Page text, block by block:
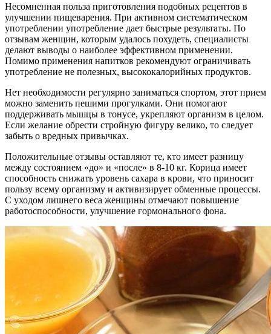
Несомненная польза приготовления подобных рецептов в
улучшении пищеварения. При активном систематическом
употреблении употребление дает быстрые результаты. По
отзывам женщин, которым удалось похудеть, специалисты
делают выводы о наиболее эффективном применении.
Помимо применения напитков рекомендуют ограничивать
употребление не полезных, высококалорийных продуктов.
Нет необходимости регулярно заниматься спортом, этот прием
можно заменить пешими прогулками. Они помогают
поддерживать мышцы в тонусе, укрепляют организм в целом.
Если желание обрести стройную фигуру велико, то следует
забыть о вредных привычках.
Положительные отзывы оставляют те, кто имеет разницу
между состоянием «до» и «после» в 8-10 кг. Корица имеет
способность снижать уровень сахара в крови, что приносит
пользу всему организму и активизирует обменные процессы.
С уходом лишнего веса женщины отмечают повышение
работоспособности, улучшение гормонального фона.